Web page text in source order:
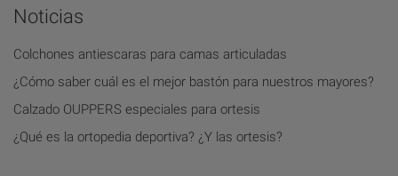
Noticias
Colchones antiescaras para camas articuladas
¿Cómo saber cuál es el mejor bastón para nuestros mayores?
Calzado OUPPERS especiales para ortesis
¿Qué es la ortopedia deportiva? ¿Y las ortesis?